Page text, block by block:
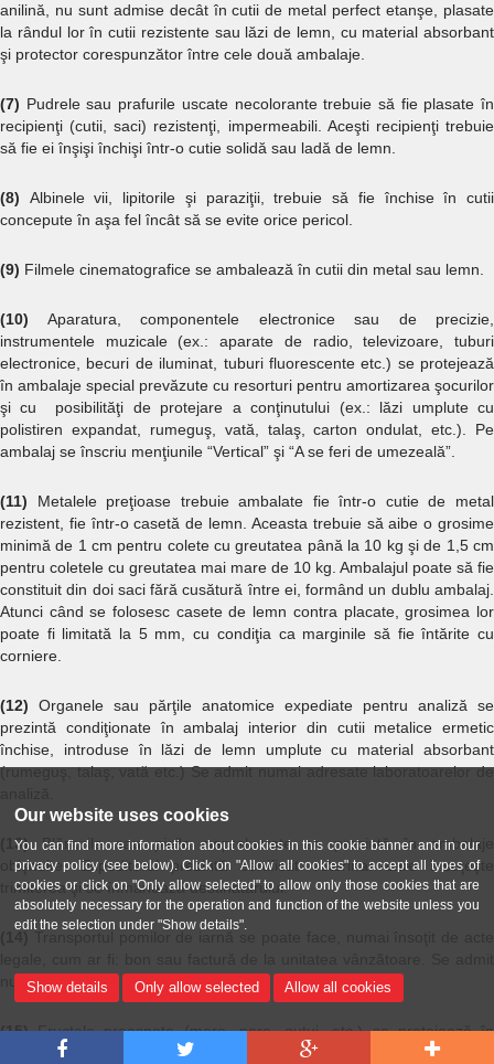
Our website uses cookies
You can find more information about cookies in this cookie banner and in our
privacy policy (see below). Click on "Allow all cookies" to accept all types of
cookies or click on "Only allow selected" to allow only those cookies that are
absolutely necessary for the operation and function of the website unless you
edit the selection under "Show details".
Show details Only allow selected Allow all cookies
anilină, nu sunt admise decât în cutii de metal perfect etanşe, plasate
la rândul lor în cutii rezistente sau lăzi de lemn, cu material absorbant
şi protector corespunzător între cele două ambalaje.
(7) Pudrele sau prafurile uscate necolorante trebuie să fie plasate în
recipienţi (cutii, saci) rezistenţi, impermeabili. Aceşti recipienţi trebuie
să fie ei înşişi închişi într-o cutie solidă sau ladă de lemn.
(8) Albinele vii, lipitorile şi paraziţii, trebuie să fie închise în cutii
concepute în aşa fel încât să se evite orice pericol.
(9) Filmele cinematografice se ambalează în cutii din metal sau lemn.
(10) Aparatura, componentele electronice sau de precizie,
instrumentele muzicale (ex.: aparate de radio, televizoare, tuburi
electronice, becuri de iluminat, tuburi fluorescente etc.) se protejează
în ambalaje special prevăzute cu resorturi pentru amortizarea şocurilor
şi cu posibilităţi de protejare a conţinutului (ex.: lăzi umplute cu
polistiren expandat, rumeguş, vată, talaş, carton ondulat, etc.). Pe
ambalaj se înscriu menţiunile “Vertical” şi “A se feri de umezeală”.
(11) Metalele preţioase trebuie ambalate fie într-o cutie de metal
rezistent, fie într-o casetă de lemn. Aceasta trebuie să aibe o grosime
minimă de 1 cm pentru colete cu greutatea până la 10 kg şi de 1,5 cm
pentru coletele cu greutatea mai mare de 10 kg. Ambalajul poate să fie
constituit din doi saci fără cusătură între ei, formând un dublu ambalaj.
Atunci când se folosesc casete de lemn contra placate, grosimea lor
poate fi limitată la 5 mm, cu condiţia ca marginile să fie întărite cu
corniere.
(12) Organele sau părţile anatomice expediate pentru analiză se
prezintă condiţionate în ambalaj interior din cutii metalice ermetic
închise, introduse în lăzi de lemn umplute cu material absorbant
(rumeguş, talaş, vată etc.) Se admit numai adresate laboratoarelor de
(13)Blănurile sau pieile neprelucrate se prezintă în ambalaje
obişnuite. Expeditorul prezintă certificat veterinar care însoţeşte
trimiterea şi se înmânează destinatarului.
numai în circuitul intern.
(15)Fructele proaspete (mere, pere, gutui, etc.) se protejează în
containere din lemn sau material plastic, care pot fi prevăzute cu orificii